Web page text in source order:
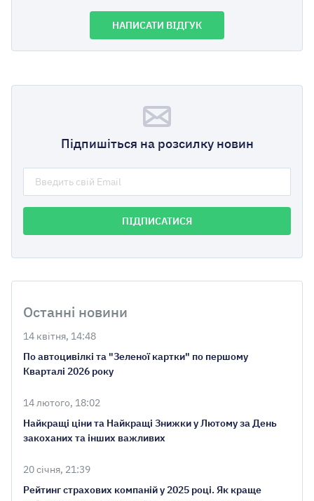
НАПИСАТИ ВІДГУК
Підпишіться на розсилку новин
Останні новини
14 квітня, 14:48
По автоцивілкі та "Зеленої картки" по першому
Кварталі 2026 року
14 лютого, 18:02
Найкращі ціни та Найкращі Знижки у Лютому за День
закоханих та інших важливих
20 січня, 21:39
Рейтинг страхових компаній у 2025 році. Як краще